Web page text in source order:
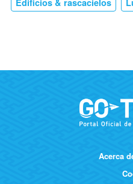
Edificios & rascacielos
Acerca